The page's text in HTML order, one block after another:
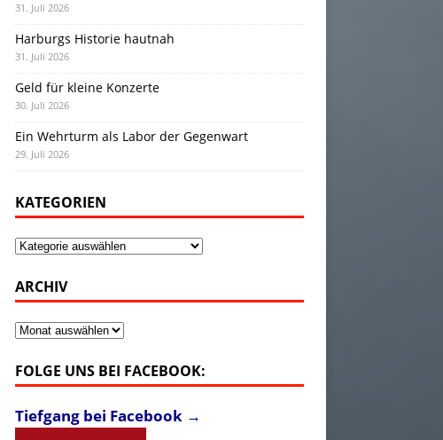
31. Juli 2026
Harburgs Historie hautnah
31. Juli 2026
Geld für kleine Konzerte
30. Juli 2026
Ein Wehrturm als Labor der Gegenwart
29. Juli 2026
KATEGORIEN
Kategorien
ARCHIV
Archiv
FOLGE UNS BEI FACEBOOK:
Tiefgang bei Facebook →